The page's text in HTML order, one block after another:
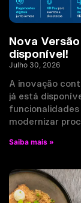
Nova
disponível!
Julho 30, 2026
A inovação
já está
modernizar
Saiba mais »